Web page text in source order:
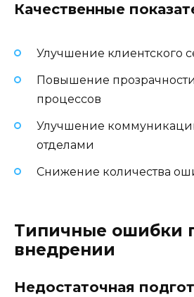
Качественные
Улучшение клиентского
Повышение
процессов
Улучшение
отделами
Снижение количества
Типичные ошибки
внедрении
Недостаточная